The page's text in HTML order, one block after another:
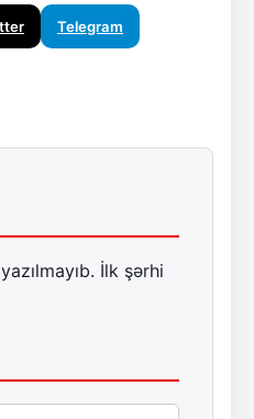
Telegram
İlk şərhi